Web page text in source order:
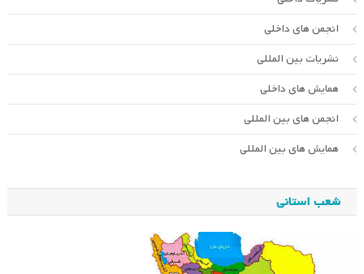
انجمن های داخلی
نشریات بین المللی
همایش های داخلی
انجمن های بین المللی
همایش های بین المللی
شعب استانی